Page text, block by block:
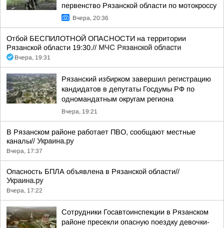
первенство Рязанской области по мотокроссу
Вчера, 20:36
Отбой БЕСПИЛОТНОЙ ОПАСНОСТИ на территории
Рязанской области 19:30.// МЧС Рязанской области
Вчера, 19:31
Рязанский избирком завершил регистрацию
кандидатов в депутаты Госдумы РФ по
одномандатным округам региона
Вчера, 19:21
В Рязанском районе работает ПВО, сообщают местные
каналы// Украина.ру
Вчера, 17:37
Опасность БПЛА объявлена в Рязанской области//
Украина.ру
Вчера, 17:22
Сотрудники Госавтоинспекции в Рязанском
районе пресекли опасную поездку девочки-